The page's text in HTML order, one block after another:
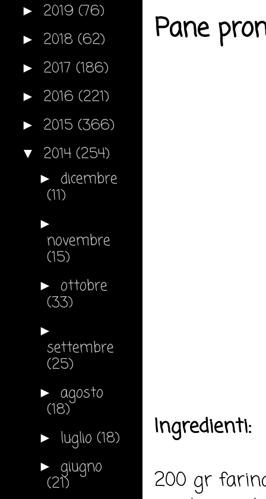
Pane
Ingredienti:
200 gr
► 2019 (76)
► 2018 (62)
► 2017 (186)
► 2016 (221)
► 2015 (366)
▼ 2014 (254)
► dicembre
(11)
►
novembre
(15)
► ottobre
(33)
►
settembre
(25)
► agosto
(18)
► luglio (18)
► giugno
(21)